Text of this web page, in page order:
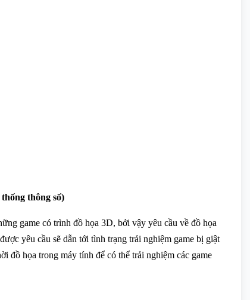
thông số)
game có trình đồ họa 3D, bởi vậy yêu cầu về đồ họa
yêu cầu sẽ dẫn tới tình trạng trải nghiệm game bị giật
đồ họa trong máy tính để có thể trải nghiệm các game